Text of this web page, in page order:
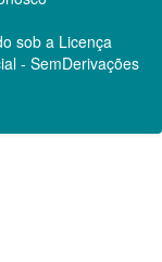
sob a Licença
- SemDerivações